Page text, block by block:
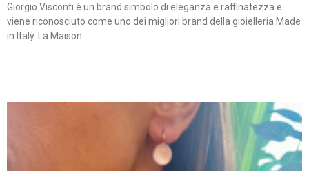
Giorgio Visconti è un brand simbolo di eleganza e raffinatezza e
viene riconosciuto come uno dei migliori brand della gioielleria Made
in Italy. La Maison